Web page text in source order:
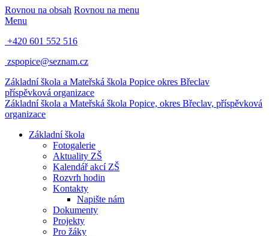
Rovnou na obsah Rovnou na menu
Menu
+420 601 552 516
zspopice@seznam.cz
Základní škola a Mateřská škola Popice okres Břeclav
příspěvková organizace
Základní škola a Mateřská škola Popice, okres Břeclav, příspěvková
organizace
Základní škola
Fotogalerie
Aktuality ZŠ
Kalendář akcí ZŠ
Rozvrh hodin
Kontakty
Napište nám
Dokumenty
Projekty
Pro žáky